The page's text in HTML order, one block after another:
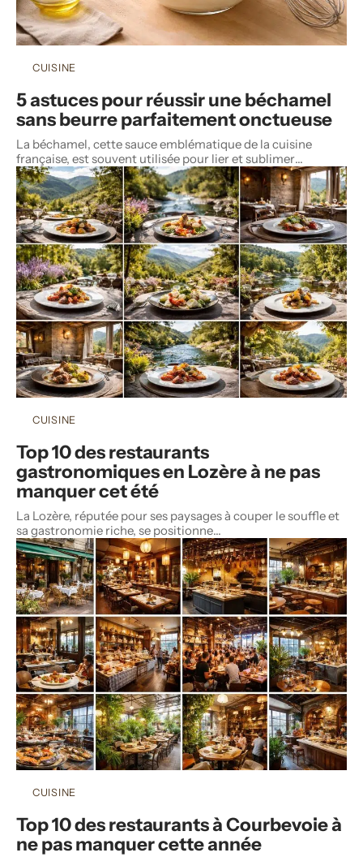
CUISINE
5 astuces pour réussir une béchamel
sans beurre parfaitement onctueuse
La béchamel, cette sauce emblématique de la cuisine
française, est souvent utilisée pour lier et sublimer…
CUISINE
Top 10 des restaurants
gastronomiques en Lozère à ne pas
manquer cet été
La Lozère, réputée pour ses paysages à couper le souffle et
sa gastronomie riche, se positionne…
CUISINE
Top 10 des restaurants à Courbevoie à
ne pas manquer cette année